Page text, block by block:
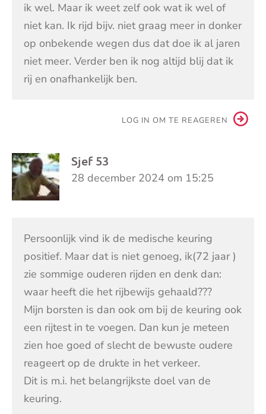
ik wel. Maar ik weet zelf ook wat ik wel of
niet kan. Ik rijd bijv. niet graag meer in donker
op onbekende wegen dus dat doe ik al jaren
niet meer. Verder ben ik nog altijd blij dat ik
rij en onafhankelijk ben.
LOG IN OM TE REAGEREN
Sjef 53
28 december 2024 om 15:25
Persoonlijk vind ik de medische keuring
positief. Maar dat is niet genoeg, ik(72 jaar )
zie sommige ouderen rijden en denk dan:
waar heeft die het rijbewijs gehaald???
Mijn borsten is dan ook om bij de keuring ook
een rijtest in te voegen. Dan kun je meteen
zien hoe goed of slecht de bewuste oudere
reageert op de drukte in het verkeer.
Dit is m.i. het belangrijkste doel van de
keuring.